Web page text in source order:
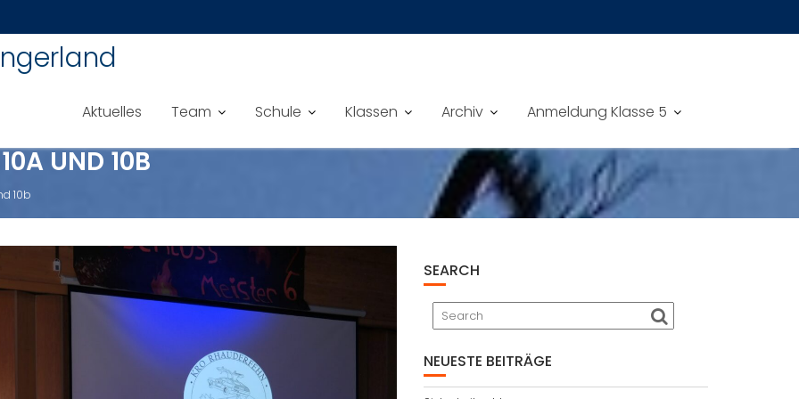
Aktuelles Team Schule Klassen Archiv Anmeldung Klasse 5
UND 10B
10b
SEARCH
NEUESTE BEITRÄGE